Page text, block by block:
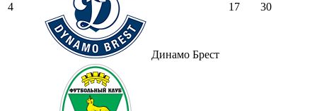
4
Динамо Брест
17 30